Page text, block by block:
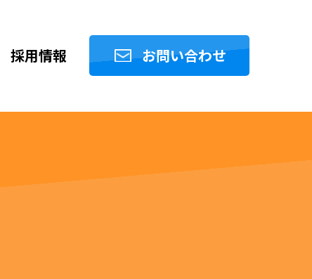
採用情報 お問い合わせ